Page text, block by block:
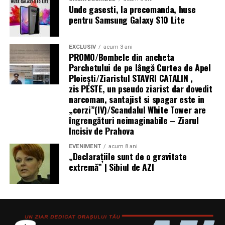
Tratamentul hormonal al endometriozei
(contraceptive, progestative, analogi GnRH)
scopul de a crește șansele de sarcină. Suprimarea
hormonală oprește funcția ovariană și, implicit, orice
posibilitate de concepție pe durata tratamentului.
Analogii GnRH sunt folosiți uneoripreoperatorpentru
a reduce volumul și vascularizația leziunilor (facilitând
postoperatorpentru a preveni recurența
— dar nu ca tratament de fertilitate în sine.
Mesajul final pentru femeile cu endometrioză și
dorința de sarcină
rămân gravide — spontan sau cu ajutorul tratamentelor
infrastructură energetică
„Există un decalaj
structural între
cerințele actuale ale
fondurilor europene —
care impun
echipamente 100%
electrice — și
capacitatea reală a
infrastructurii de a livra
energie acolo unde se
desfășoară lucrările.
Unde gasesti, la precomanda, huse
pentru Samsung Galaxy S10 Lite
EXCLUSIV acum 3 ani
PROMO/Bombele din ancheta
Parchetului de pe lângă Curtea de Apel
Ploieşti/Ziaristul STAVRI CATALIN ,
zis PESTE, un pseudo ziarist dar dovedit
narcoman, santajist si spagar este in
„corzi”(IV)/Scandalul White Tower are
îngrengături neimaginabile – Ziarul
Incisiv de Prahova
EVENIMENT acum 8 ani
„Declaraţiile sunt de o gravitate
extremă” | Sibiul de AZI